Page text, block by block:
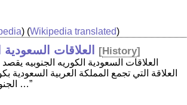
) (Wikipedia translated)
العلاقات السعودية [History]
العلاقة التي تجمع المملكة العربية السعودية
الجنوبية …”